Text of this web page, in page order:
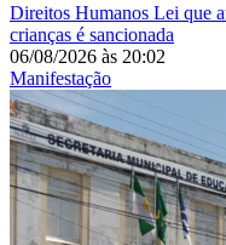
Direitos Humanos Lei que
crianças é sancionada
06/08/2026 às 20:02
Manifestação